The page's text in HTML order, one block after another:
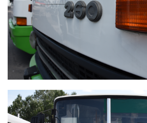
IKARUS 260